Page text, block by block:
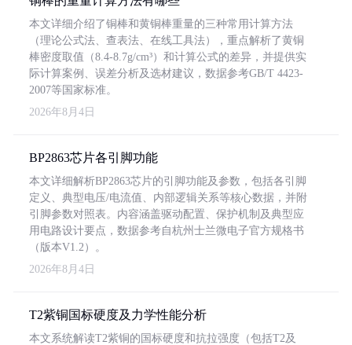
本文详细介绍了铜棒和黄铜棒重量的三种常用计算方法
（理论公式法、查表法、在线工具法），重点解析了黄铜
棒密度取值（8.4-8.7g/cm³）和计算公式的差异，并提供实
际计算案例、误差分析及选材建议，数据参考GB/T 4423-
2007等国家标准。
2026年8月4日
BP2863芯片各引脚功能
本文详细解析BP2863芯片的引脚功能及参数，包括各引脚
定义、典型电压/电流值、内部逻辑关系等核心数据，并附
引脚参数对照表。内容涵盖驱动配置、保护机制及典型应
用电路设计要点，数据参考自杭州士兰微电子官方规格书
（版本V1.2）。
2026年8月4日
T2紫铜国标硬度及力学性能分析
本文系统解读T2紫铜的国标硬度和抗拉强度（包括T2及